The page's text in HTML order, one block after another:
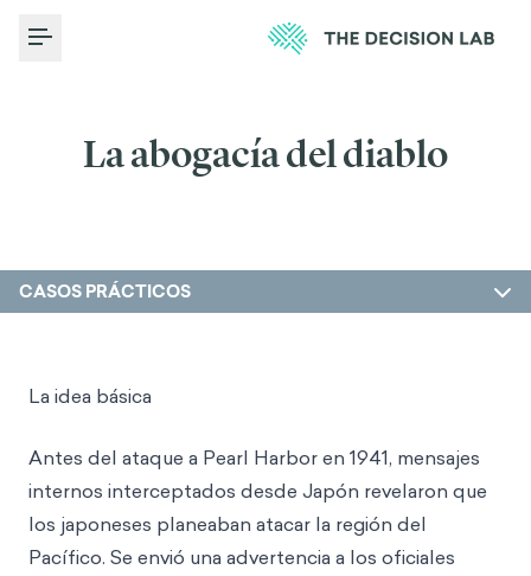
Toggle Menu
La abogacía del diablo
CASOS PRÁCTICOS
La idea básica
Antes del ataque a Pearl Harbor en 1941, mensajes
internos interceptados desde Japón revelaron que
los japoneses planeaban atacar la región del
Pacífico. Se envió una advertencia a los oficiales